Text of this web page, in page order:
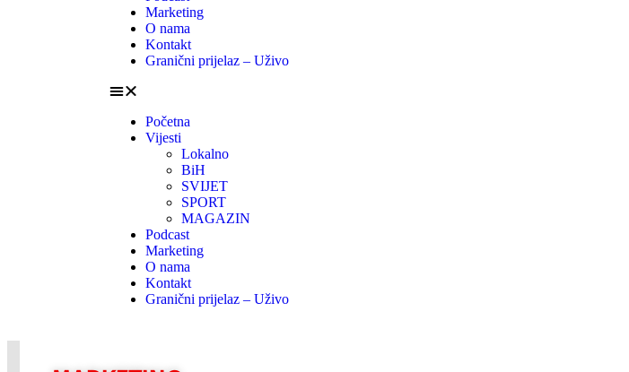
Marketing
O nama
Kontakt
Granični prijelaz – Uživo
Početna
Vijesti
Lokalno
BiH
SVIJET
SPORT
MAGAZIN
Podcast
Marketing
O nama
Kontakt
Granični prijelaz – Uživo